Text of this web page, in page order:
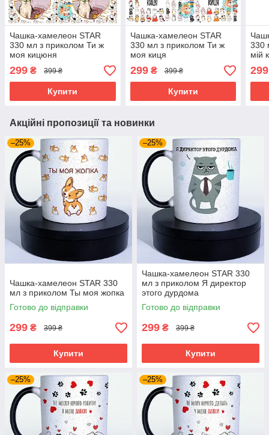
Чашка-хамелеон STAR
330 мл з приколом Ти ж
моя кицюня
299 ₴ 399 ₴
Купити
Чашка-хамелеон STAR
330 мл з приколом Ти ж
моя киця
299₴ 399 ₴
Купити
330
мій
299
Акційні пропозиції та новинки
–25%
Чашка-хамелеон STAR 330
мл з приколом Ты моя жопка
Готово до відправки
299 ₴ 399 ₴
Купити
–25%
Чашка-хамелеон STAR 330
мл з приколом Я директор
этого дурдома
Готово до відправки
299 ₴ 399 ₴
Купити
–25% –25%